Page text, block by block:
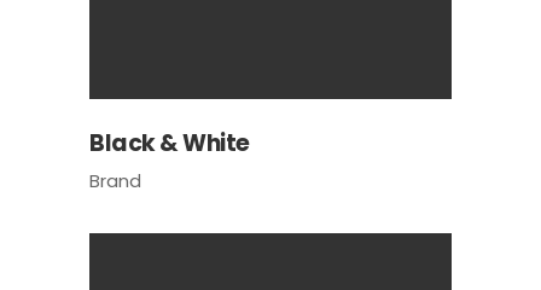
Black & White
Brand